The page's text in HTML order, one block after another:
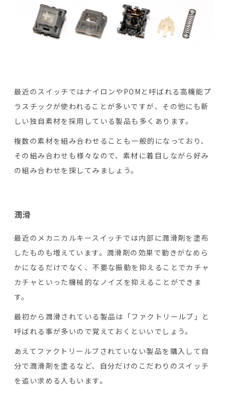
最近のスイッチではナイロンやPOMと呼ばれる高機能プ
ラスチックが使われることが多いですが、その他にも新
しい独自素材を採用している製品も多くあります。
複数の素材を組み合わせることも一般的になっており、
その組み合わせも様々なので、素材に着目しながら好み
の組み合わせを探してみましょう。
潤滑
最近のメカニカルキースイッチでは内部に潤滑剤を塗布
したものも増えています。潤滑剤の効果で動きがなめら
かになるだけでなく、不要な振動を抑えることでカチャ
カチャといった機械的なノイズを抑えることができま
す。
最初から潤滑されている製品は「ファクトリールブ」と
呼ばれる事が多いので覚えておくといいでしょう。
あえてファクトリールブされていない製品を購入して自
分で潤滑剤を塗るなど、自分だけのこだわりのスイッチ
を追い求める人もいます。